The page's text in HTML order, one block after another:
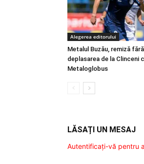
Alegerea editorului
Metalul Buzău, remiză
deplasarea de la Clinceni
Metaloglobus
LĂSAȚI UN MESAJ
Autentificați-vă pentru